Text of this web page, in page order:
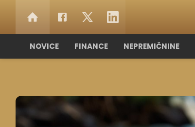
NOVICE FINANCE NEPREMIČNINE